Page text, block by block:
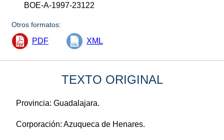
BOE-A-1997-23122
Otros formatos:
PDF XML
TEXTO ORIGINAL
Provincia: Guadalajara.
Corporación: Azuqueca de Henares.